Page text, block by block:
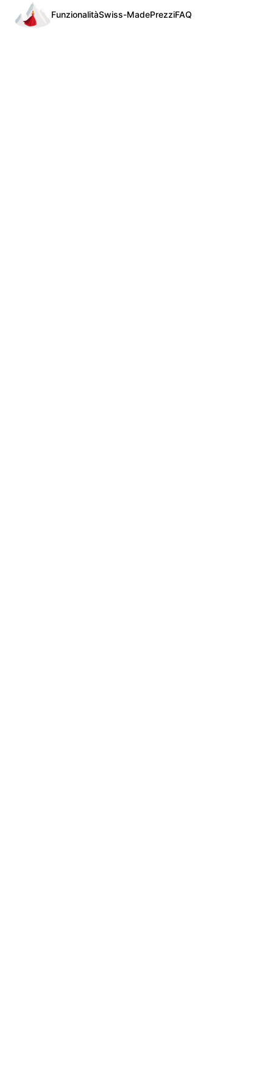
FunzionalitàSwiss-MadePrezziFAQ